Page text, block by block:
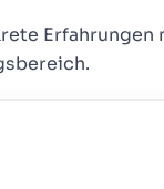
Erfahrungen